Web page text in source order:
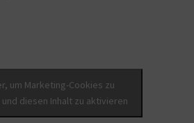
um Marketing-Cookies zu
diesen Inhalt zu aktivieren